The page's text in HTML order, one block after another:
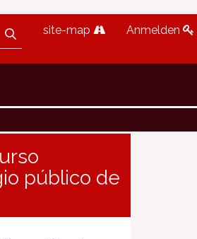
site-map Anmelden
público de